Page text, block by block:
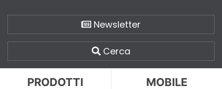
Newsletter
Cerca
PRODOTTI MOBILE